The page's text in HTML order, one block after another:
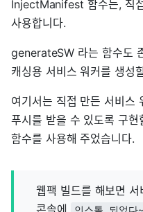
InjectManifest 함수는, 직
사용합니다.
generateSW 라는 함수도
캐싱용 서비스 워커를 생성
여기서는 직접 만든 서비스
푸시를 받을 수 있도록 구
함수를 사용해 주었습니다.
웹팩 빌드를 해보면
콘솔에